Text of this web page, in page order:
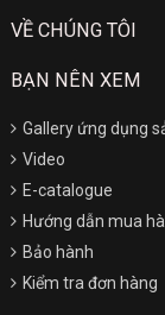
VỀ CHÚNG TÔI
BẠN NÊN XEM
Gallery ứng dụng
Video
E-catalogue
Hướng dẫn mua
Bảo hành
Kiểm tra đơn hàng